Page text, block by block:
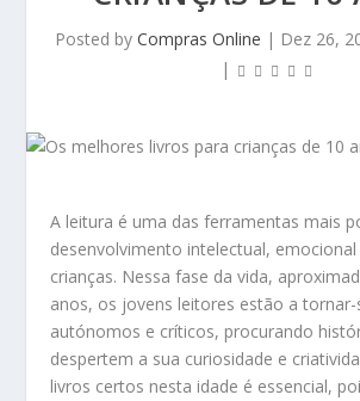
Posted by Compras Online | Dez 26,
|
A leitura é uma das ferramentas mais
desenvolvimento intelectual, emocional
crianças. Nessa fase da vida,
anos, os jovens leitores estão a tornar-
autónomos e críticos, procurando
despertem a sua curiosidade e
livros certos nesta idade é essencial,